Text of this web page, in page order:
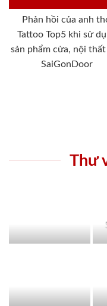
Phản hồi của anh
Tattoo Top5 khi sử
sản phẩm cửa, nội thất
SaiGonDoor
Thư